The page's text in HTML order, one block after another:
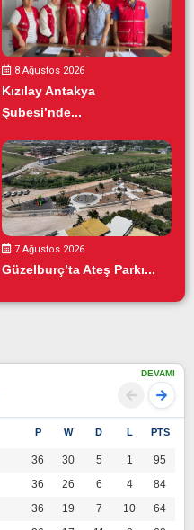
8 Ağustos 2026
Kızılay Antakya
Şubesi’nde...
7 Ağustos 2026
Güzelburç’ta Ateş Parkı...
DEVAMI
P W D L PTS
36 30 5 1
95
36 26 6 4
84
36 19 7 10
64